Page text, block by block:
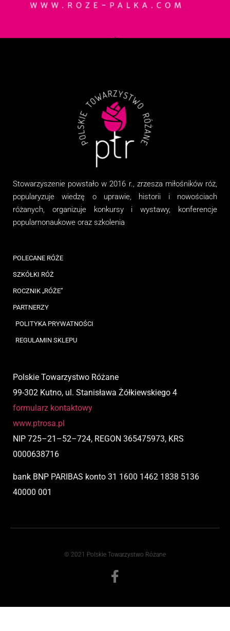
Stowarzyszenie powstało w 2016 r., zrzesza miłośników róż,
popularyzuje wiedzę o uprawie, historii i nowościach
różanych, organizujekonkursy i wystawy, konferencje
popularnonaukowe oraz szkolenia
POLECANE RÓŻE
SZKÓŁKI RÓŻ
ROCZNIK „RÓŻE”
PARTNERZY
POLITYKA PRYWATNOŚCI
REGULAMIN SKLEPU
Polskie Towarzystwo Różane
99-302 Kutno, ul. Stanisława Żółkiewskiego 4
formularz kontaktowy
www.ptrosa.pl
NIP 725–21 –52–724, REGON 365475973, KRS
0000638716
bank BNP PARIBAS konto 31 1600 1462 1838 5136
40000 001
© 2021 Polskie Towarzystwo Różane